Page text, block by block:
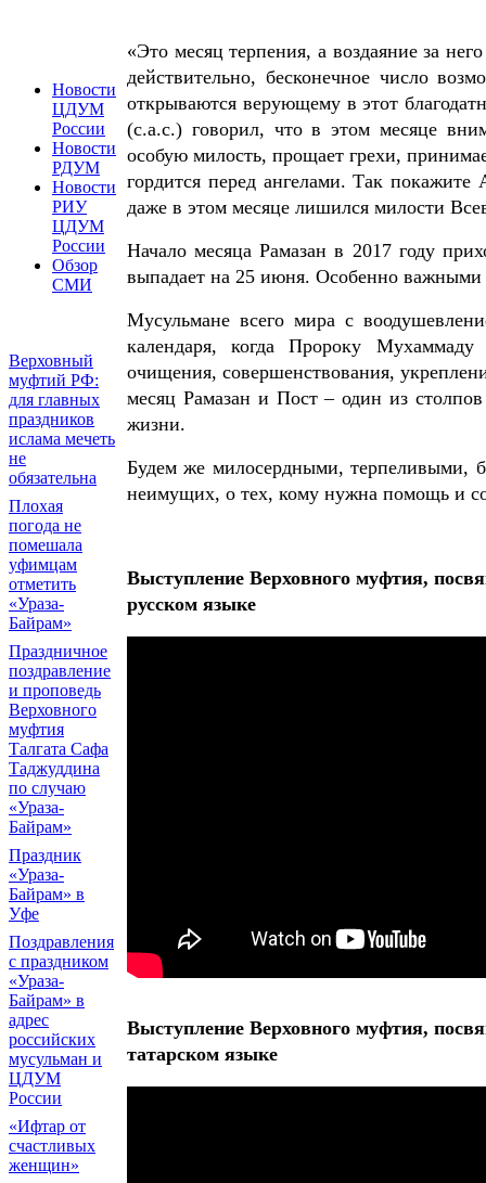
Новости
ЦДУМ
России
Новости
РДУМ
Новости
РИУ
ЦДУМ
России
Обзор
СМИ
Верховный
муфтий РФ:
для главных
праздников
ислама мечеть
не
обязательна
Плохая
погода не
помешала
уфимцам
отметить
«Ураза-
Байрам»
Праздничное
поздравление
и проповедь
Верховного
муфтия
Талгата Сафа
Таджуддина
по случаю
«Ураза-
Байрам»
Праздник
«Ураза-
Байрам» в
Уфе
Поздравления
с праздником
«Ураза-
Байрам» в
адрес
российских
мусульман и
ЦДУМ
России
«Ифтар от
счастливых
женщин»
«Это месяц терпения, а воздаяние за
действительно, бесконечное число
открываются верующему в этот
(с.а.с.) говорил, что в этом месяце
особую милость, прощает грехи,
гордится перед ангелами. Так
даже в этом месяце лишился милости
Начало месяца Рамазан в 2017 году
выпадает на 25 июня. Особенно важными
Мусульмане всего мира с
календаря, когда Пророку
очищения, совершенствования,
месяц Рамазан и Пост – один из
жизни.
Будем же милосердными, терпеливыми,
неимущих, о тех, кому нужна помощь и
Выступление Верховного муфтия,
русском языке
Выступление Верховного муфтия,
татарском языке